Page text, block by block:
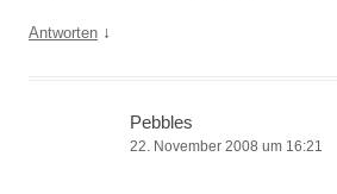
Antworten ↓
Pebbles
22. November 2008 um 16:21